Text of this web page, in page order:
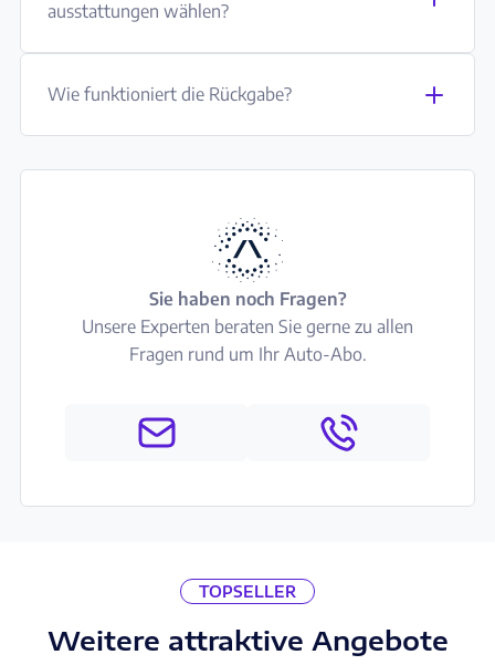
ausstattungen wählen?
Wie funktioniert die Rückgabe?
Sie haben noch Fragen?
Unsere Experten beraten Sie gerne zu allen
Fragen rund um Ihr Auto-Abo.
TOPSELLER
Weitere attraktive Angebote